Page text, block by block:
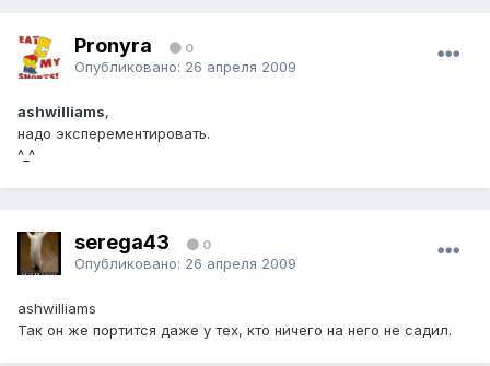
Pronyra 0
Опубликовано: 26 апреля 2009
ashwilliams,
надо эксперементировать.
^_^
serega43 0
Опубликовано: 26 апреля 2009
ashwilliams
Так он же портится даже у тех, кто ничего на него не садил.